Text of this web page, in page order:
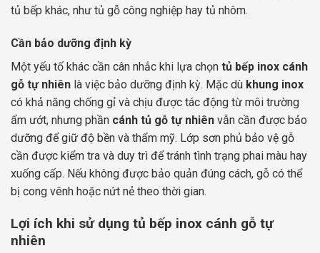
tủ bếp khác, như tủ gỗ công nghiệp hay tủ nhôm.
Cần bảo dưỡng định kỳ
Một yếu tố khác cần cân nhắc khi lựa chọn tủ bếp inox cánh
gỗ tự nhiên là việc bảo dưỡng định kỳ. Mặc dù khung inox
có khả năng chống gỉ và chịu được tác động từ môi trường
ẩm ướt, nhưng phần cánh tủ gỗ tự nhiên vẫn cần được bảo
dưỡng để giữ độ bền và thẩm mỹ. Lớp sơn phủ bảo vệ gỗ
cần được kiểm tra và duy trì để tránh tình trạng phai màu hay
xuống cấp. Nếu không được bảo quản đúng cách, gỗ có thể
bị cong vênh hoặc nứt nẻ theo thời gian.
Lợi ích khi sử dụng tủ bếp inox cánh gỗ tự
nhiên